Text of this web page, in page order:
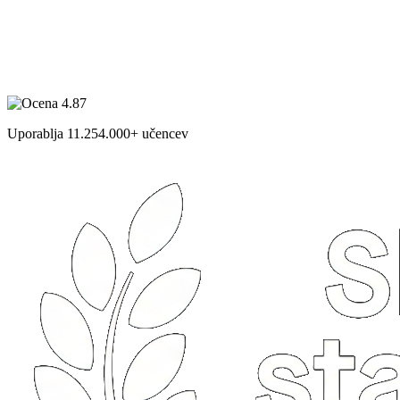
Uporablja 11.254.000+ učencev